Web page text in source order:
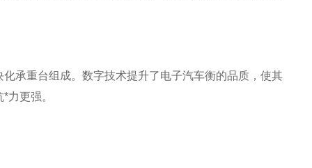
承重台组成。数字技术提升了电子汽车衡的品质，使其
力更强。